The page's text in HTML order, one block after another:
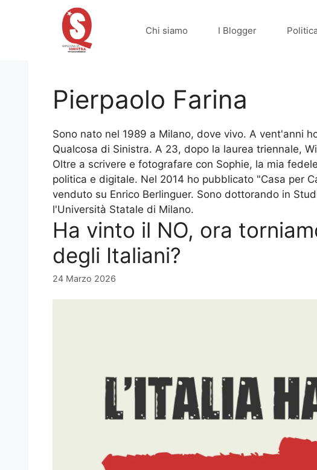
Chi siamo I Blogger
Pierpaolo Farina
Sono nato nel 1989 a Milano, dove vivo. A vent'anni
Qualcosa di Sinistra. A 23, dopo la laurea triennale,
Oltre a scrivere e fotografare con Sophie, la mia
politica e digitale. Nel 2014 ho pubblicato "Casa per
venduto su Enrico Berlinguer. Sono dottorando in
l'Università Statale di Milano.
Ha vinto il NO, ora
degli Italiani?
24 Marzo 2026